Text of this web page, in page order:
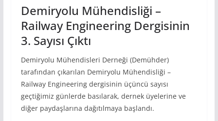
Demiryolu Mühendisliği –
Railway Engineering Dergisinin
3. Sayısı Çıktı
Demiryolu Mühendisleri Derneği (Demühder)
tarafından çıkarılan Demiryolu Mühendisliği –
Railway Engineering dergisinin üçüncü sayısı
geçtiğimiz günlerde basılarak, dernek üyelerine ve
diğer paydaşlarına dağıtılmaya başlandı.